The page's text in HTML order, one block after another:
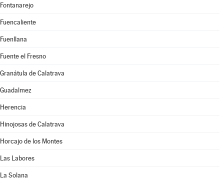
Fontanarejo
Fuencaliente
Fuenllana
Fuente el Fresno
Granátula de Calatrava
Guadalmez
Herencia
Hinojosas de Calatrava
Horcajo de los Montes
Las Labores
La Solana